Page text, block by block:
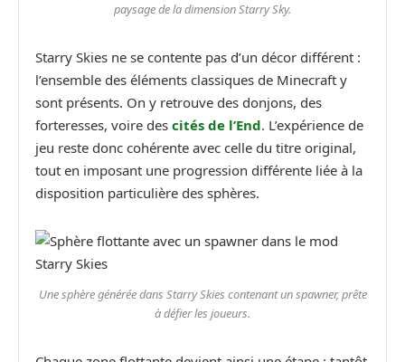
paysage de la dimension Starry Sky.
Starry Skies ne se contente pas d’un décor différent :
l’ensemble des éléments classiques de Minecraft y
sont présents. On y retrouve des donjons, des
forteresses, voire des cités de l’End. L’expérience de
jeu reste donc cohérente avec celle du titre original,
tout en imposant une progression différente liée à la
disposition particulière des sphères.
Une sphère générée dans Starry Skies contenant un spawner, prête
à défier les joueurs.